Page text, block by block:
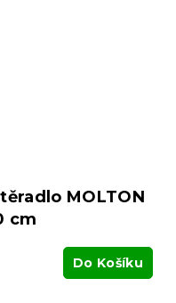
MOLTON
cm
Do Košíku